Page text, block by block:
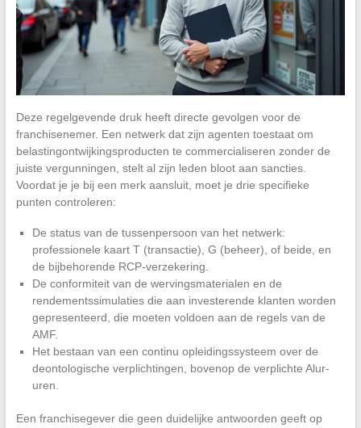
Deze regelgevende druk heeft directe gevolgen voor de
franchisenemer. Een netwerk dat zijn agenten toestaat om
belastingontwijkingsproducten te commercialiseren zonder de
juiste vergunningen, stelt al zijn leden bloot aan sancties.
Voordat je je bij een merk aansluit, moet je drie specifieke
punten controleren:
De status van de tussenpersoon van het netwerk:
professionele kaart T (transactie), G (beheer), of beide, en
de bijbehorende RCP-verzekering.
De conformiteit van de wervingsmaterialen en de
rendementssimulaties die aan investerende klanten worden
gepresenteerd, die moeten voldoen aan de regels van de
AMF.
Het bestaan van een continu opleidingssysteem over de
deontologische verplichtingen, bovenop de verplichte Alur-
uren.
Een franchisegever die geen duidelijke antwoorden geeft op